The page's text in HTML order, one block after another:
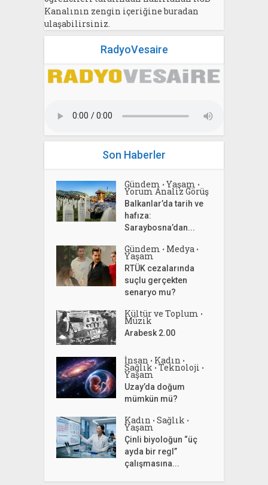
Kanalının zengin içeriğine buradan
ulaşabilirsiniz.
RadyoVesaire
Son Haberler
Gündem • Yaşam •
Yorum Analiz Görüş
Balkanlar’da tarih ve
hafıza:
Saraybosna’dan...
Gündem • Medya •
Yaşam
RTÜK cezalarında
suçlu gerçekten
senaryo mu?
Kültür ve Toplum •
Müzik
Arabesk 2.00
İnsan • Kadın •
Sağlık • Teknoloji •
Yaşam
Uzay’da doğum
mümkün mü?
Kadın • Sağlık •
Yaşam
Çinli biyoloğun “üç
ayda bir regl”
çalışmasına...